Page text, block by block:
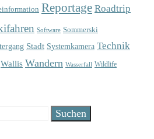
Reportage Roadtrip
Software Sommerski
Stadt Systemkamera Technik
Wallis Wandern Wasserfall Wildlife